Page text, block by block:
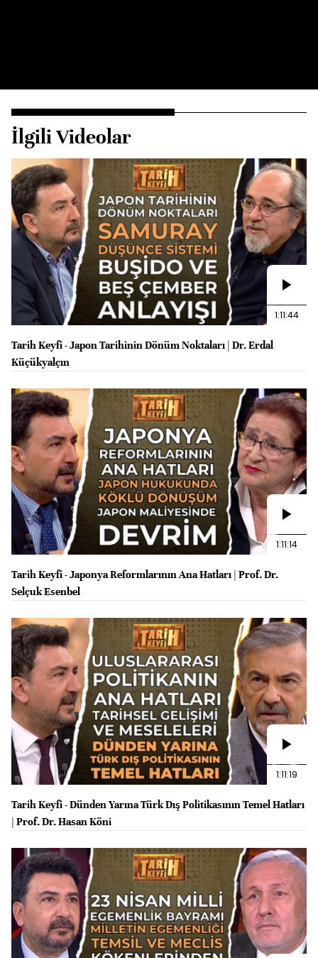
İlgili Videolar
1:11:44
Tarih Keyfi - Japon Tarihinin Dönüm Noktaları | Dr. Erdal
Küçükyalçın
1:11:14
Tarih Keyfi - Japonya Reformlarının Ana Hatları | Prof. Dr.
Selçuk Esenbel
1:11:19
Tarih Keyfi - Dünden Yarına Türk Dış Politikasının Temel Hatları
| Prof. Dr. Hasan Köni